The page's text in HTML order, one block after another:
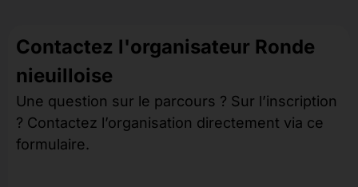
Contactez l'organisateur Ronde
nieuilloise
Une question sur le parcours ? Sur l’inscription
? Contactez l’organisation directement via ce
formulaire.